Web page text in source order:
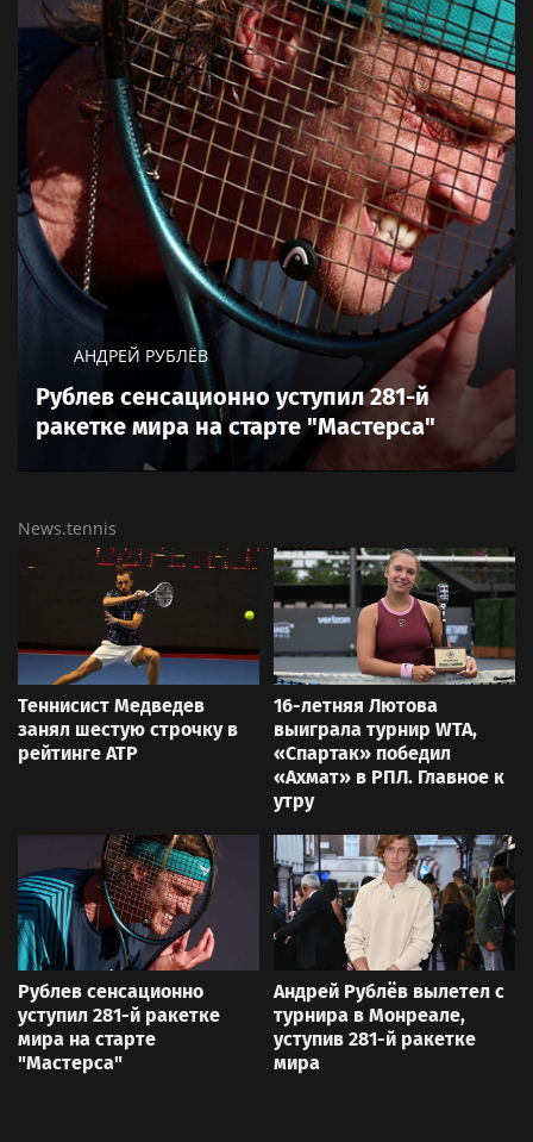
АНДРЕЙ РУБЛЁВ
Рублев сенсационно уступил 281-й
ракетке мира на старте "Мастерса"
News.tennis
Теннисист Медведев
занял шестую строчку в
рейтинге ATP
16-летняя Лютова
выиграла турнир WTA,
«Спартак» победил
«Ахмат» в РПЛ. Главное к
утру
Рублев сенсационно
уступил 281-й ракетке
мира на старте
"Мастерса"
Андрей Рублёв вылетел с
турнира в Монреале,
уступив 281-й ракетке
мира